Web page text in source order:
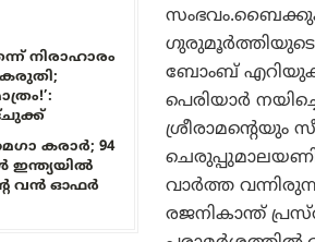
നിരാഹാരം
കരാർ; 94
ഇന്ത്യയിൽ
വൻ ഓഫർ
ഗുരുമൂർത്തിയുടെ
ബോംബ്
പെരിയാർ
വാർത്ത
രജനികാന്ത്